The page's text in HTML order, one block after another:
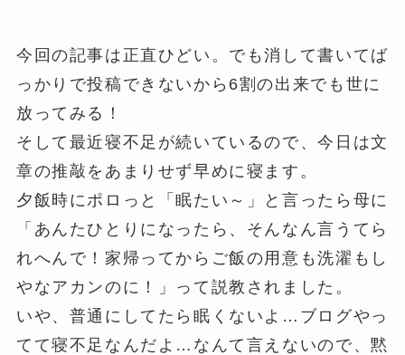
今回の記事は正直ひどい。でも消して書いてば
っかりで投稿できないから6割の出来でも世に
放ってみる！
そして最近寝不足が続いているので、今日は文
章の推敲をあまりせず早めに寝ます。
夕飯時にポロっと「眠たい～」と言ったら母に
「あんたひとりになったら、そんなん言うてら
れへんで！家帰ってからご飯の用意も洗濯もし
やなアカンのに！」って説教されました。
いや、普通にしてたら眠くないよ…ブログやっ
てて寝不足なんだよ…なんて言えないので、黙